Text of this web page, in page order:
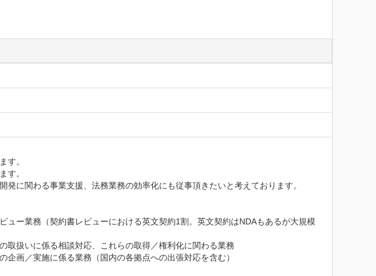
す。
す。
発に関わる事業支援、法務業務の効率化にも従事頂きたいと考えております。
ュー業務（契約書レビューにおける英文契約1割。英文契約はNDAもあるが大規模
取扱いに係る相談対応、これらの取得／権利化に関わる業務
企画／実施に係る業務（国内の各拠点への出張対応を含む）